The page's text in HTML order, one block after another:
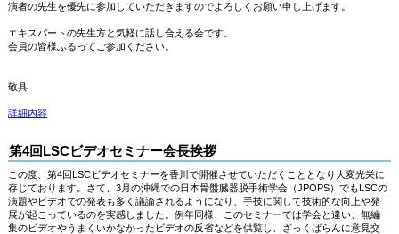
演者の先生を優先に参加していただきますのでよろしくお願い申し上げます。
エキスパートの先生方と気軽に話し合える会です。
会員の皆様ふるってご参加ください。
敬具
詳細内容
第4回LSCビデオセミナー会長挨拶
この度、第4回LSCビデオセミナーを香川で開催させていただくこととなり大変光栄に
存じております。さて、3月の沖縄での日本骨盤臓器脱手術学会（JPOPS）でもLSCの
演題やビデオでの発表も多く議論されるようになり、手技に関して技術的な向上や発
展が起こっているのを実感しました。例年同様、このセミナーでは学会と違い、無編
集のビデオやうまくいかなかったビデオの反省などを供覧し、ざっくばらんに意見交